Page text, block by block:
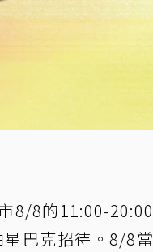
8/8的11:00-20:00
巴克招待。8/8當